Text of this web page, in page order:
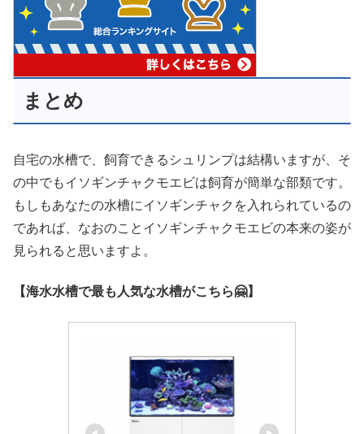
まとめ
自宅の水槽で、飼育できるシュリンプは結構いますが、そ
の中でもイソギンチャクモエビは飼育が簡単な部類です。
もしもあなたの水槽にイソギンチャクを入れられているの
であれば、なおのことイソギンチャクモエビの本来の姿が
見られると思いますよ。
【海水水槽で最も人気な水槽がこちら🤗】